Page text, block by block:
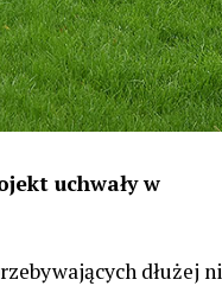
uchwały w
dłużej